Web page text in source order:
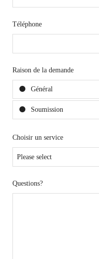
Téléphone
Raison de la demande
Général
Soumission
Choisir un service
Questions?